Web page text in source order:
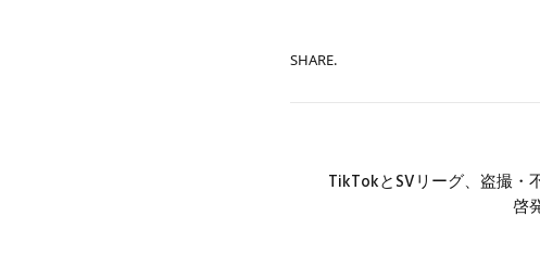
SHARE.
TikTokとSVリーグ、盗撮・
啓